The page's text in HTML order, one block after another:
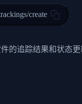
Facility in
15:28:00",
"Shipment picked
CHINA,PEOPLES
create
的追踪结果和状态更